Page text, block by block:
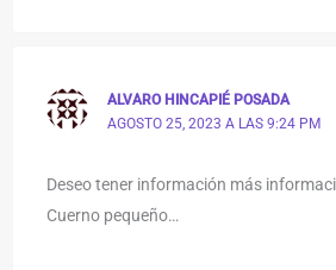
ALVARO HINCAPIÉ POSADA
AGOSTO 25, 2023 A LAS 9:24 PM
Deseo tener información más
Cuerno pequeño…